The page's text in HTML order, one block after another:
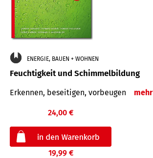
ENERGIE, BAUEN + WOHNEN
Feuchtigkeit und Schimmelbildung
Erkennen, beseitigen, vorbeugen mehr
24,00 €
19,99 €